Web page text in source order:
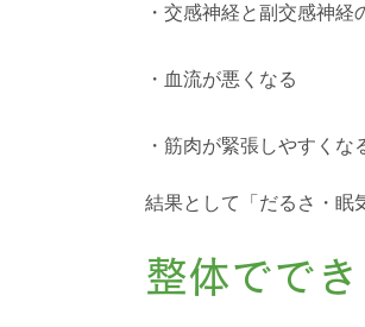
・交感神経と副交感神経
・血流が悪くなる
・筋肉が緊張しやすくな
結果として「だるさ・眠
整体でで